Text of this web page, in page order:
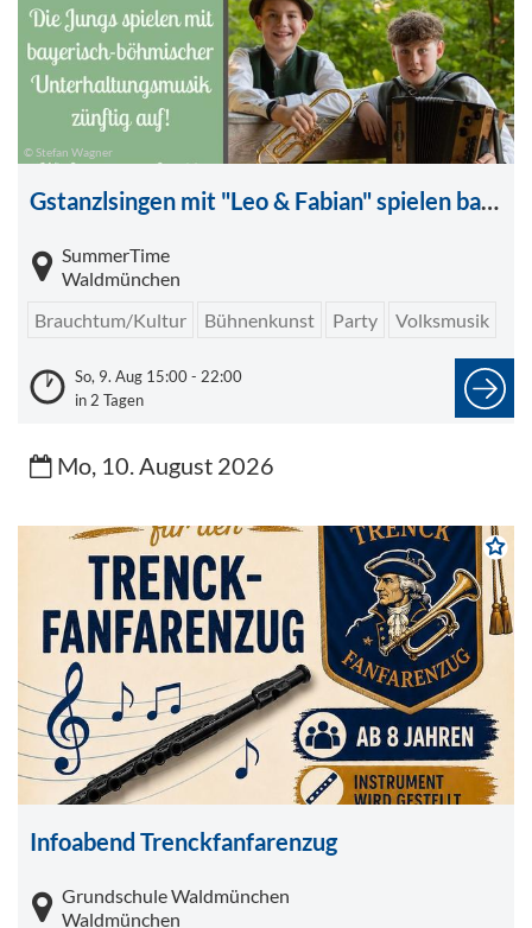
© Stefan Wagner
Gstanzlsingen mit "Leo & Fabian" spielen bayerisch-böhmisch zünftig auf
SummerTime
Waldmünchen
Brauchtum/Kultur
Bühnenkunst Party Volksmusik
So, 9. Aug 15:00 - 22:00
in 2 Tagen
Mo, 10. August 2026
Infoabend Trenckfanfarenzug
Grundschule Waldmünchen
Waldmünchen